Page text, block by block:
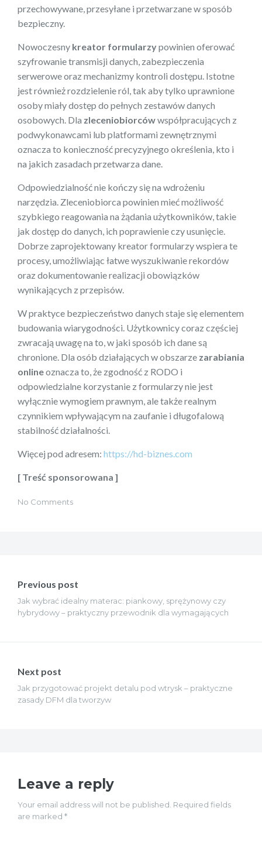
przechowywane, przesyłane i przetwarzane w sposób
bezpieczny.
Nowoczesny kreator formularzypowinien oferować
szyfrowanie transmisji danych, zabezpieczenia
serwerowe oraz mechanizmy kontroli dostępu. Istotne
jest również rozdzielenie ról, tak aby tylko uprawnione
osoby miały dostęp do pełnych zestawów danych
osobowych. Dla zleceniobiorcówwspółpracujących z
podwykonawcami lub platformami zewnętrznymi
oznacza to konieczność precyzyjnego określenia, kto i
na jakich zasadach przetwarza dane.
Odpowiedzialność nie kończy się na wdrożeniu
narzędzia. Zleceniobiorca powinien mieć możliwość
szybkiego reagowania na żądania użytkowników, takie
jak dostęp do danych, ich poprawienie czy usunięcie.
Dobrze zaprojektowany kreator formularzy wspiera te
procesy, umożliwiając łatwe wyszukiwanie rekordów
oraz dokumentowanie realizacji obowiązków
wynikających z przepisów.
W praktyce bezpieczeństwo danych staje się elementem
budowania wiarygodności. Użytkownicy coraz częściej
zwracają uwagę na to, w jaki sposób ich dane są
chronione. Dla osób działających w obszarze zarabiania
onlineoznacza to, że zgodność z RODO i
odpowiedzialne korzystanie z formularzy nie jest
wyłącznie wymogiem prawnym, ale także realnym
czynnikiem wpływającym na zaufanie i długofalową
stabilność działalności.
Więcej pod adresem: https://hd-biznes.com
[ Treść sponsorowana ]
No Comments
wpisu
Previous post
Jak wybrać idealny materac: piankowy, sprężynowy czy
hybrydowy – praktyczny przewodnik dla wymagających
Next post
Jak przygotować projekt detalu pod wtrysk – praktyczne
zasady DFM dla tworzyw
Leave a reply
Your email address will not be published. Required fields
are marked *